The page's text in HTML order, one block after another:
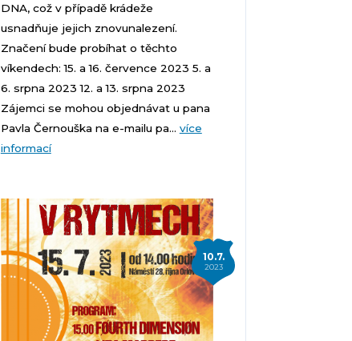
DNA, což v případě krádeže
usnadňuje jejich znovunalezení.
Značení bude probíhat o těchto
víkendech: 15. a 16. července 2023 5. a
6. srpna 2023 12. a 13. srpna 2023
Zájemci se mohou objednávat u pana
Pavla Černouška na e-mailu pa... více
informací
10.7.
2023